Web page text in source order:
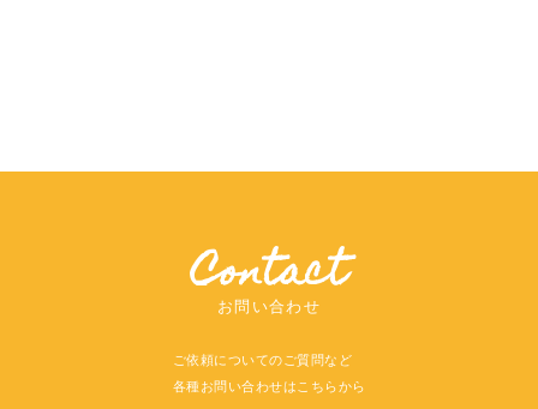
Contact
お問い合わせ
ご依頼についてのご質問など
各種お問い合わせはこちらから